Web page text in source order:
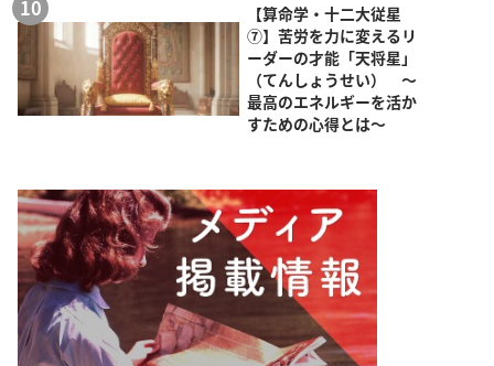
【算命学・十二大従星
⑦】苦労を力に変えるリ
ーダーの才能「天将星」
（てんしょうせい） ～
最高のエネルギーを活か
すための心得とは～